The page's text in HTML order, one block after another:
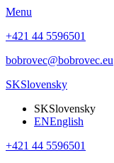
Menu
+421 44 5596501
bobrovec@bobrovec.eu
SKSlovensky
SKSlovensky
ENEnglish
+421 44 5596501